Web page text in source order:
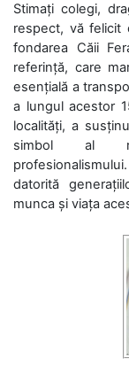
Stimați colegi,
respect, vă felicit
fondarea Căii
referință, care
esențială a
a lungul acestor
localități, a
simbol al
datorită
munca și viața